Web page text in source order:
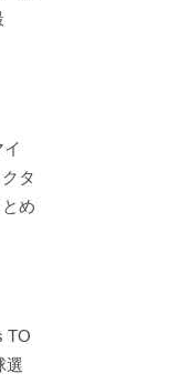
イ
タ
め
TO
選